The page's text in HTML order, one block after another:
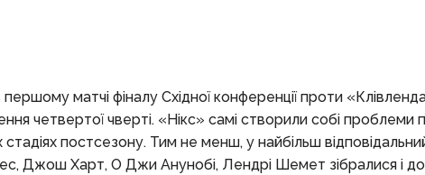
матчі фіналу Східної конференції проти
четвертої чверті. «Нікс» самі створили собі проблеми
стадіях постсезону. Тим не менш, у найбільш
Джош Харт, О Джи Анунобі, Лендрі Шемет зібралися і